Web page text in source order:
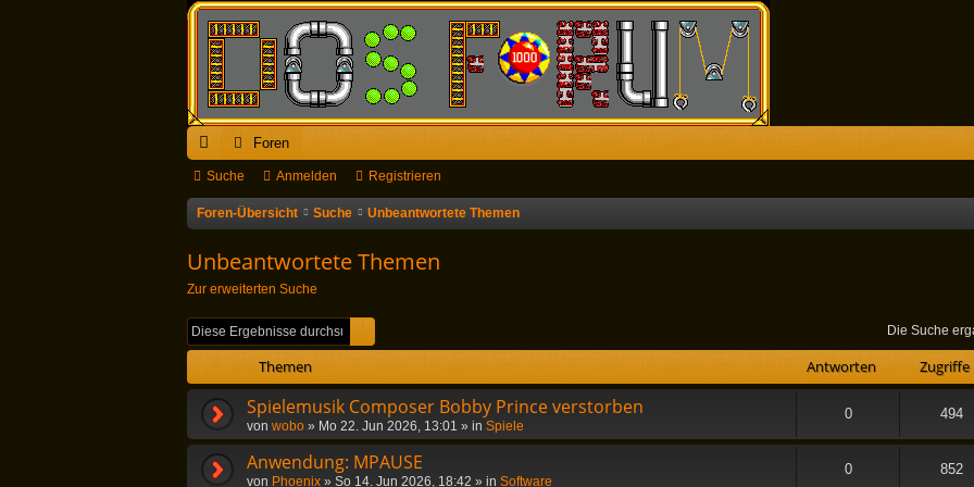
ch
ne
Foren
Suche Anmelden Registrieren
Foren-Übersicht Suche Unbeantwortete Themen
Unbeantwortete Themen
Zur erweiterten Suche
Die Suche
Themen Antworten Zugriffe
Spielemusik Composer Bobby Prince verstorben
von wobo » Mo 22. Jun 2026, 13:01 » in Spiele
0 494
Anwendung: MPAUSE
von Phoenix » So 14. Jun 2026, 18:42 » in Software
0 852